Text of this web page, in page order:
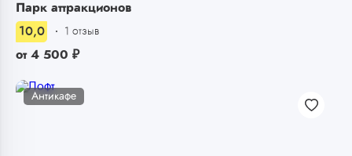
Парк аттракционов
10,0
1 отзыв
от 4 500 ₽
Антикафе